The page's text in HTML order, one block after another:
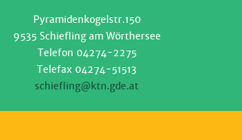
Pyramidenkogelstr.150
9535 Schiefling am Wörthersee
Telefon 04274-2275
Telefax 04274-51513
schiefling@ktn.gde.at